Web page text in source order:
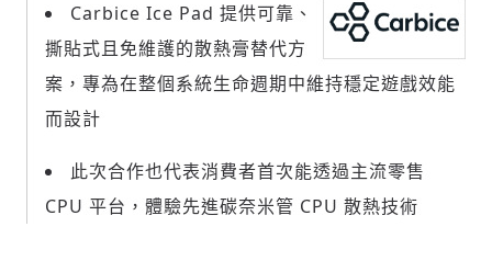
社會
Carbice Ice Pad 提供可靠、
撕貼式且免維護的散熱膏替代方
案，專為在整個系統生命週期中維持穩定遊戲效能
而設計
此次合作也代表消費者首次能透過主流零售
CPU 平台，體驗先進碳奈米管 CPU 散熱技術